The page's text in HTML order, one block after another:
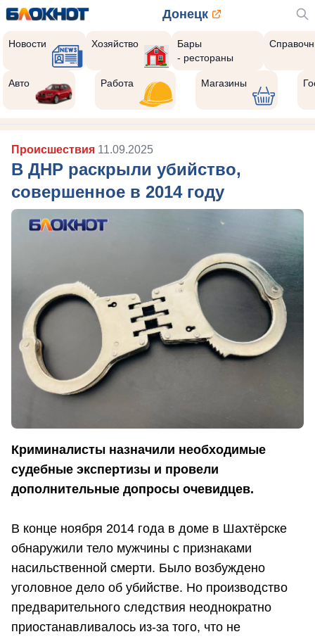
Донецк
Новости Хозяйство
Бары
- рестораны
Авто Работа Магазины
Происшествия 11.09.2025
В ДНР раскрыли убийство,
совершенное в 2014 году
Криминалисты назначили необходимые
судебные экспертизы и провели
дополнительные допросы очевидцев.
В конце ноября 2014 года в доме в Шахтёрске
обнаружили тело мужчины с признаками
насильственной смерти. Было возбуждено
уголовное дело об убийстве. Но производство
предварительного следствия неоднократно
приостанавливалось из-за того, что не